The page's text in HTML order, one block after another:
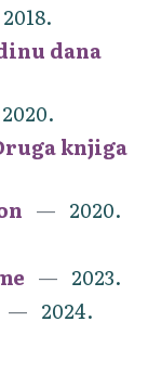
2018.
dana
2020.
knjiga
2020.
2023.
2024.